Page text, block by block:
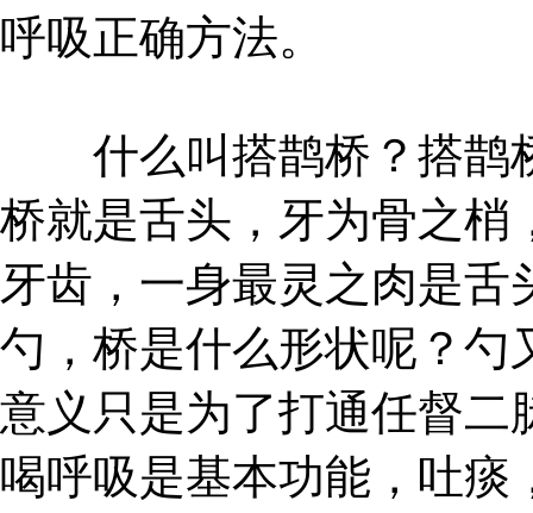
呼吸正确方法。
什么叫搭鹊桥？搭鹊
桥就是舌头，牙为骨之梢
牙齿，一身最灵之肉是
勺，桥是什么形状呢？勺
意义只是为了打通任督二
喝呼吸是基本功能，吐痰